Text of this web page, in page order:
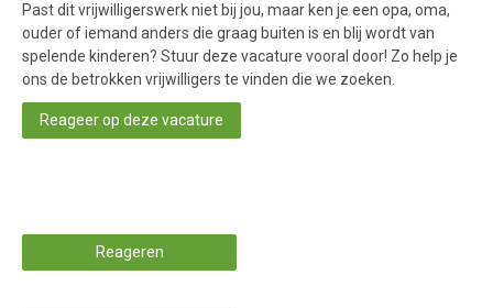
Past dit vrijwilligerswerk niet bij jou, maar ken je een opa, oma,
ouder of iemand anders die graag buiten is en blij wordt van
spelende kinderen? Stuur deze vacature vooral door! Zo help je
ons de betrokken vrijwilligers te vinden die we zoeken.
Reageer op deze vacature
Reageren